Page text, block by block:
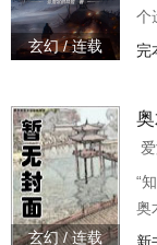
玄幻 / 连载
个
一
完
玄幻 / 连载
“
奥